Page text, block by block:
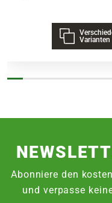
Varianten
Abonniere den
und verpasse